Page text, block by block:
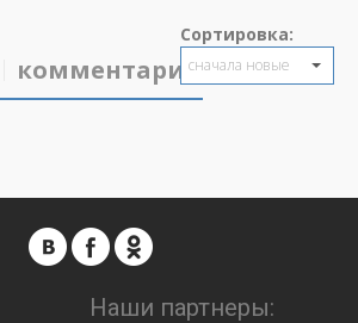
комментарий
Сортировка:
сначала новые
Наши партнеры: